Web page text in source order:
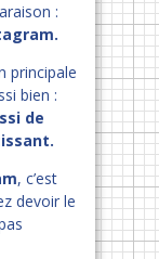
:
principale
bien :
de
, c’est
devoir le